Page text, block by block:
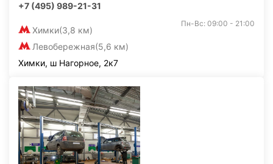
+7 (495) 989-21-31
Химки(3,8 км)
Левобережная(5,6 км)
Пн-Вс: 09:00 - 21:00
Химки, ш Нагорное, 2к7